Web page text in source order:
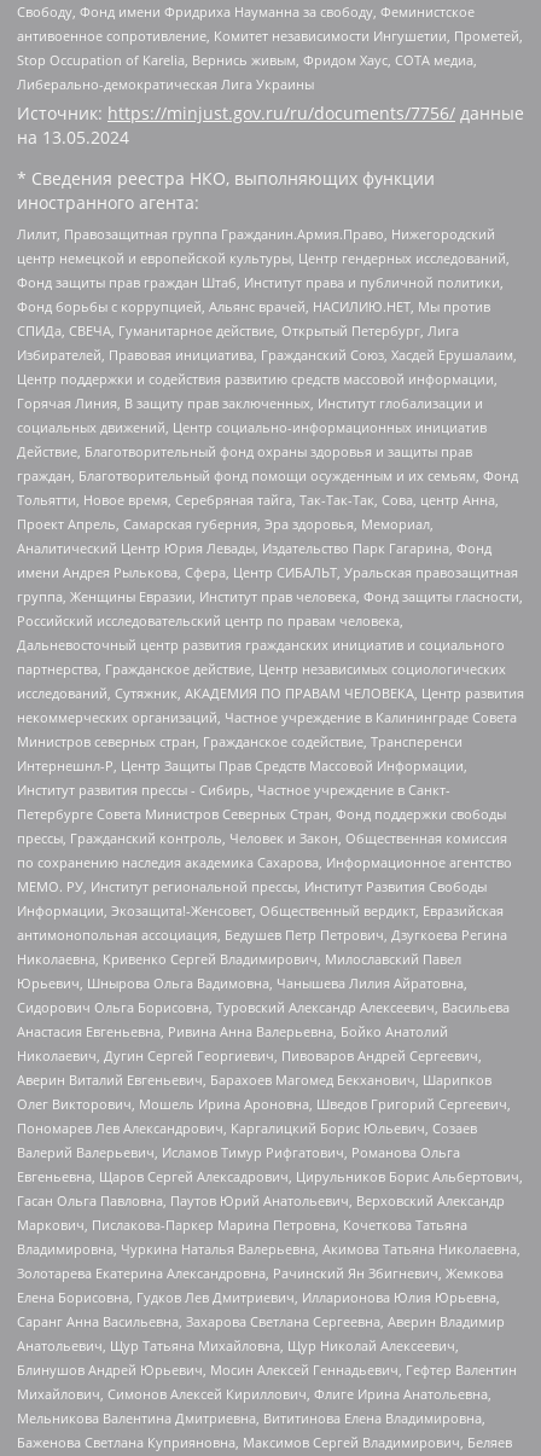
Свободу, Фонд имени Фридриха Науманна за свободу, Феминистское
антивоенное сопротивление, Комитет независимости Ингушетии, Прометей,
Stop Occupation of Karelia, Вернись живым, Фридом Хаус, СОТА медиа,
Либерально-демократическая Лига Украины
Источник: https://minjust.gov.ru/ru/documents/7756/ данные
на 13.05.2024
* Сведения реестра НКО, выполняющих функции
иностранного агента:
Лилит, Правозащитная группа Гражданин.Армия.Право, Нижегородский
центр немецкой и европейской культуры, Центр гендерных исследований,
Фонд защиты прав граждан Штаб, Институт права и публичной политики,
Фонд борьбы с коррупцией, Альянс врачей, НАСИЛИЮ.НЕТ, Мы против
СПИДа, СВЕЧА, Гуманитарное действие, Открытый Петербург, Лига
Избирателей, Правовая инициатива, Гражданский Союз, Хасдей Ерушалаим,
Центр поддержки и содействия развитию средств массовой информации,
Горячая Линия, В защиту прав заключенных, Институт глобализации и
социальных движений, Центр социально-информационных инициатив
Действие, Благотворительный фонд охраны здоровья и защиты прав
граждан, Благотворительный фонд помощи осужденным и их семьям, Фонд
Тольятти, Новое время, Серебряная тайга, Так-Так-Так, Сова, центр Анна,
Проект Апрель, Самарская губерния, Эра здоровья, Мемориал,
Аналитический Центр Юрия Левады, Издательство Парк Гагарина, Фонд
имени Андрея Рылькова, Сфера, Центр СИБАЛЬТ, Уральская правозащитная
группа, Женщины Евразии, Институт прав человека, Фонд защиты гласности,
Российский исследовательский центр по правам человека,
Дальневосточный центр развития гражданских инициатив и социального
партнерства, Гражданское действие, Центр независимых социологических
исследований, Сутяжник, АКАДЕМИЯ ПО ПРАВАМ ЧЕЛОВЕКА, Центр развития
некоммерческих организаций, Частное учреждение в Калининграде Совета
Министров северных стран, Гражданское содействие, Трансперенси
Интернешнл-Р, Центр Защиты Прав Средств Массовой Информации,
Институт развития прессы - Сибирь, Частное учреждение в Санкт-
Петербурге Совета Министров Северных Стран, Фонд поддержки свободы
прессы, Гражданский контроль, Человек и Закон, Общественная комиссия
по сохранению наследия академика Сахарова, Информационное агентство
МЕМО. РУ, Институт региональной прессы, Институт Развития Свободы
Информации, Экозащита!-Женсовет, Общественный вердикт, Евразийская
антимонопольная ассоциация, Бедушев Петр Петрович, Дзугкоева Регина
Николаевна, Кривенко Сергей Владимирович, Милославский Павел
Юрьевич, Шнырова Ольга Вадимовна, Чанышева Лилия Айратовна,
Сидорович Ольга Борисовна, Туровский Александр Алексеевич, Васильева
Анастасия Евгеньевна, Ривина Анна Валерьевна, Бойко Анатолий
Николаевич, Дугин Сергей Георгиевич, Пивоваров Андрей Сергеевич,
Аверин Виталий Евгеньевич, Барахоев Магомед Бекханович, Шарипков
Олег Викторович, Мошель Ирина Ароновна, Шведов Григорий Сергеевич,
Пономарев Лев Александрович, Каргалицкий Борис Юльевич, Созаев
Валерий Валерьевич, Исламов Тимур Рифгатович, Романова Ольга
Евгеньевна, Щаров Сергей Алексадрович, Цирульников Борис Альбертович,
Гасан Ольга Павловна, Паутов Юрий Анатольевич, Верховский Александр
Маркович, Пислакова-Паркер Марина Петровна, Кочеткова Татьяна
Владимировна, Чуркина Наталья Валерьевна, Акимова Татьяна Николаевна,
Золотарева Екатерина Александровна, Рачинский Ян Збигневич, Жемкова
Елена Борисовна, Гудков Лев Дмитриевич, Илларионова Юлия Юрьевна,
Саранг Анна Васильевна, Захарова Светлана Сергеевна, Аверин Владимир
Анатольевич, Щур Татьяна Михайловна, Щур Николай Алексеевич,
Блинушов Андрей Юрьевич, Мосин Алексей Геннадьевич, Гефтер Валентин
Михайлович, Симонов Алексей Кириллович, Флиге Ирина Анатольевна,
Мельникова Валентина Дмитриевна, Вититинова Елена Владимировна,
Баженова Светлана Куприяновна, Максимов Сергей Владимирович, Беляев